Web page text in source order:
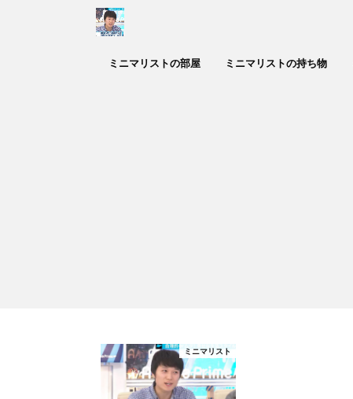
ミニマリストの部屋 ミニマリストの持ち物
ミニマリスト